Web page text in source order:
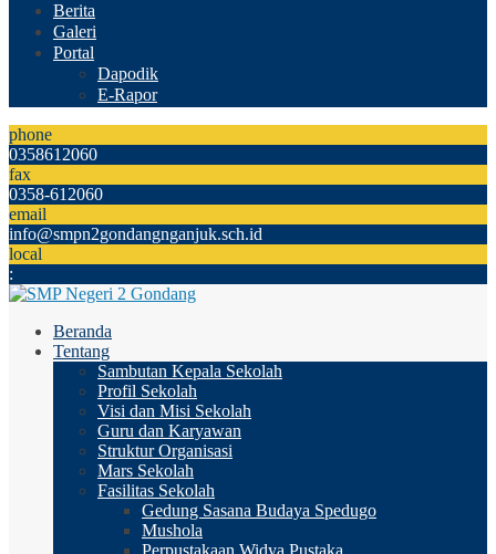
Berita
Galeri
Portal
Dapodik
E-Rapor
phone
0358612060
fax
0358-612060
email
info@smpn2gondangnganjuk.sch.id
local
:
Beranda
Tentang
Sambutan Kepala Sekolah
Profil Sekolah
Visi dan Misi Sekolah
Guru dan Karyawan
Struktur Organisasi
Mars Sekolah
Fasilitas Sekolah
Gedung Sasana Budaya Spedugo
Mushola
Perpustakaan Widya Pustaka